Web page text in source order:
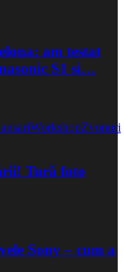
am testat
S1 si…
WorkshopZvonuri
Tură foto
Sony – cum a